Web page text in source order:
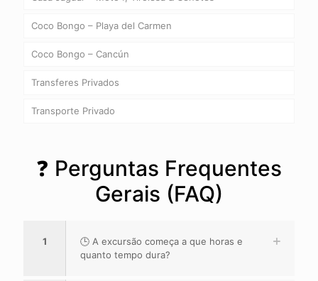
Coco Bongo – Playa del Carmen
Coco Bongo – Cancún
Transferes Privados
Transporte Privado
❓ Perguntas Frequentes
Gerais (FAQ)
1
🕒 A excursão começa a que horas e
quanto tempo dura?